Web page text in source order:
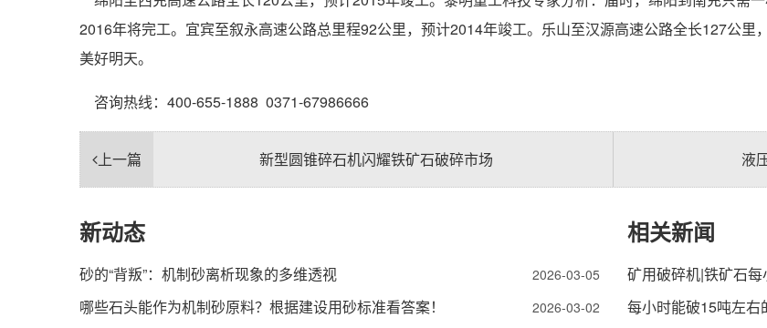
2016年将完工。宜宾至叙永高速公路总里程92公里，预计2014年竣工。乐山至汉源高速公路全长127公
美好明天。
咨询热线：400-655-1888 0371-67986666
上一篇 新型圆锥碎石机闪耀铁矿石破碎市场 液
新动态
2026-03-05
砂的“背叛”：机制砂离析现象的多维透视
2026-03-02
哪些石头能作为机制砂原料？根据建设用砂标准看答案！
相关新闻
矿用破碎机|铁矿石
每小时能破15吨左